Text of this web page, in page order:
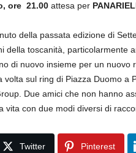
ore 21.00attesa per
della passata edizione di
della toscanità, particolarmente
di nuovo insieme per un nuovo
volta sul ring di Piazza Duomo a
Due amici che non hanno
vita con due modi diversi di
Twitter Pinterest